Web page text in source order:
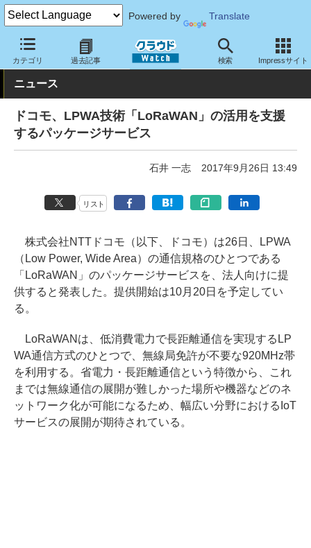
Powered by Translate
カテゴリ 過去記事 検索 Impressサイト
クラウド Watch ネットワーク 通信インフラ
ニュース
ドコモ、LPWA技術「LoRaWAN」の活用を支援
するパッケージサービス
石井 一志 2017年9月26日 13:49
リスト
株式会社NTTドコモ（以下、ドコモ）は26日、LPWA
（Low Power, Wide Area）の通信規格のひとつである
「LoRaWAN」のパッケージサービスを、法人向けに提
供すると発表した。提供開始は10月20日を予定してい
る。
LoRaWANは、低消費電力で長距離通信を実現するLP
WA通信方式のひとつで、無線局免許が不要な920MHz帯
を利用する。省電力・長距離通信という特徴から、これ
までは無線通信の展開が難しかった場所や機器などのネ
ットワーク化が可能になるため、幅広い分野におけるIoT
サービスの展開が期待されている。